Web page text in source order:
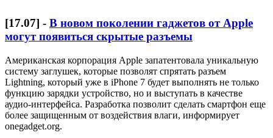
[17.07] - В новом поколении гаджетов от Apple
могут появиться скрытые разъемы
Американская корпорация Apple запатентовала уникальную
систему заглушек, которые позволят спрятать разъем
Lightning, который уже в iPhone 7 будет выполнять не только
функцию зарядки устройство, но и выступать в качестве
аудио-интерфейса. Разработка позволит сделать смартфон еще
более защищенным от воздействия влаги, информирует
onegadget.org.